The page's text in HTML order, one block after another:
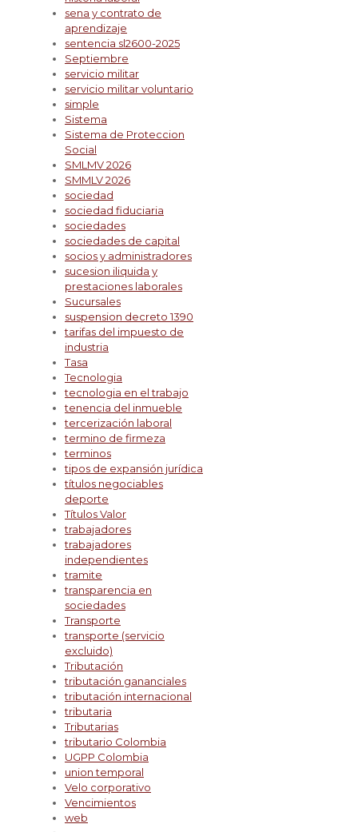
sena y contrato de
aprendizaje
sentencia sl2600-2025
Septiembre
servicio militar
servicio militar voluntario
simple
Sistema
Sistema de Proteccion
Social
SMLMV 2026
SMMLV 2026
sociedad
sociedad fiduciaria
sociedades
sociedades de capital
socios y administradores
sucesion iliquida y
prestaciones laborales
Sucursales
suspension decreto 1390
tarifas del impuesto de
industria
Tasa
Tecnologia
tecnologia en el trabajo
tenencia del inmueble
tercerización laboral
termino de firmeza
terminos
tipos de expansión jurídica
títulos negociables
deporte
Títulos Valor
trabajadores
trabajadores
independientes
tramite
transparencia en
sociedades
Transporte
transporte (servicio
excluido)
Tributación
tributación gananciales
tributación internacional
tributaria
Tributarias
tributario Colombia
UGPP Colombia
union temporal
Velo corporativo
Vencimientos
web